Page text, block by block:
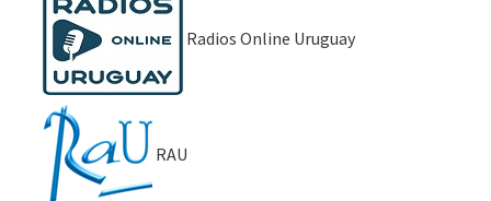
Radios Online Uruguay
RAU